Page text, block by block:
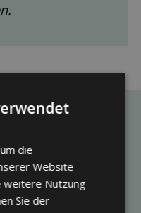
unserem
die
Website
weitere Nutzung
Sie der